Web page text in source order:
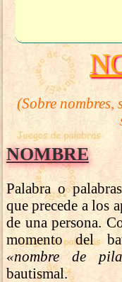
(Sobre nombres,
NOMBRE
Palabra o
que precede a los
de una persona.
momento del
«nombre de
bautismal.